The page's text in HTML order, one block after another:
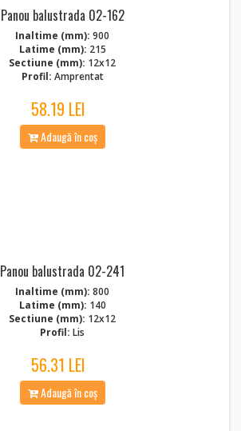
Panou balustrada 02-162
Inaltime (mm): 900
Latime (mm): 215
Sectiune (mm): 12x12
Profil: Amprentat
58.19 LEI
Adaugă în coș
Panou balustrada 02-241
Inaltime (mm): 800
Latime (mm): 140
Sectiune (mm): 12x12
Profil: Lis
56.31 LEI
Adaugă în coș